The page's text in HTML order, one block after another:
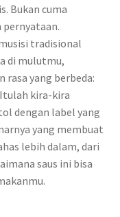
Bukan cuma
pernyataan.
tradisional
di mulutmu,
yang berbeda:
Itulah kira-kira
dengan label yang
yang membuat
lebih dalam, dari
saus ini bisa